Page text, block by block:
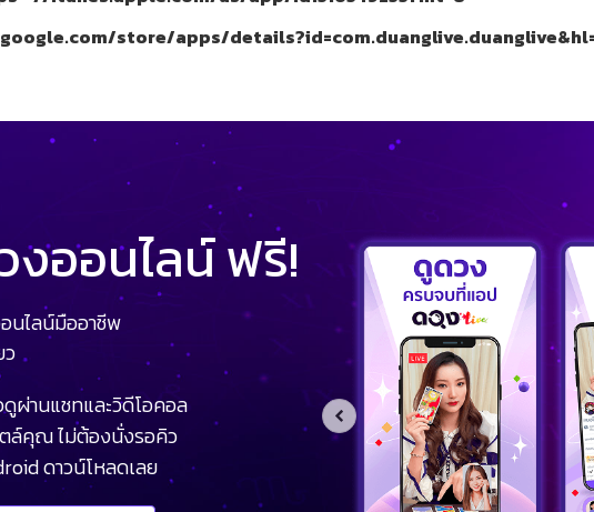
store/apps/
ออนไลน์ ฟรี!
นไลน์มืออาชีพ
ผ่านแชทและวิดีโอคอล
ตล์คุณ ไม่ต้องนั่งรอคิว
ดาวน์โหลดเลย